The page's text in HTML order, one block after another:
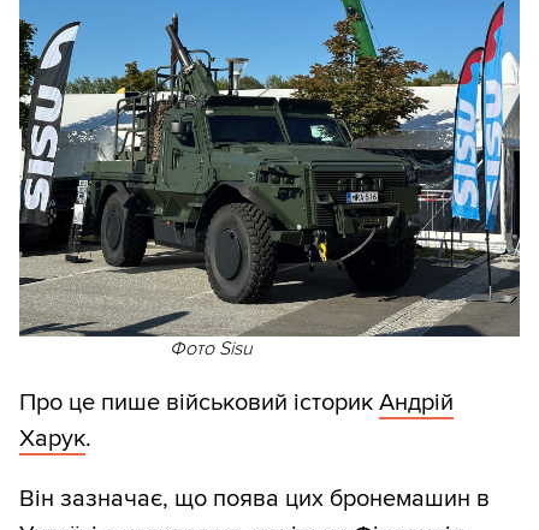
Фото Sisu
Про це пише військовий історик Андрій
Харук.
Він зазначає, що поява цих бронемашин в